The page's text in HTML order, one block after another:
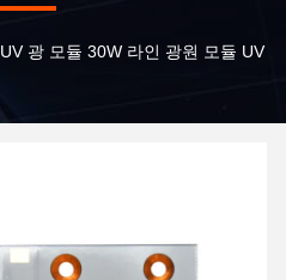
UV 광 모듈 30W 라인 광원 모듈 UV